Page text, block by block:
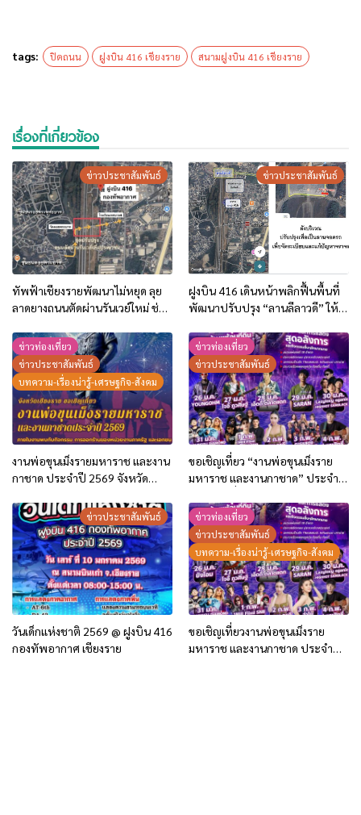
tags: ปิดถนน ฝูงบิน 416 เชียงราย สนามฝูงบิน 416 เชียงราย
เรื่องที่เกี่ยวข้อง
ข่าวประชาสัมพันธ์
ทัพฟ้าเชียงรายพัฒนาไม่หยุด ลุย
ลาดยางถนนตัดผ่านรันเวย์ใหม่ ช่วย
และปลอดภัยมากขึ้น
ข่าวประชาสัมพันธ์
ฝูงบิน 416 เดินหน้าพลิกฟื้นพื้นที่
พัฒนาปรับปรุง “ลานลีลาวดี” ให้
ประชาชนผู้ใช้สวนสาธารณะบึงทัพ
ฟ้า
ข่าวท่องเที่ยว
ข่าวประชาสัมพันธ์
บทความ-เรื่องน่ารู้-เศรษฐกิจ-สังคม
งานพ่อขุนเม็งรายมหาราช และงาน
กาชาด ประจำปี 2569 จังหวัด
ข่าวท่องเที่ยว
ข่าวประชาสัมพันธ์
ขอเชิญเที่ยว “งานพ่อขุนเม็งราย
มหาราช และงานกาชาด” ประจำปี
กุมภาพันธ์ 2569
ข่าวประชาสัมพันธ์
วันเด็กแห่งชาติ 2569 @ ฝูงบิน 416
กองทัพอากาศ เชียงราย
ข่าวท่องเที่ยว
ข่าวประชาสัมพันธ์
บทความ-เรื่องน่ารู้-เศรษฐกิจ-สังคม
ขอเชิญเที่ยวงานพ่อขุนเม็งราย
มหาราช และงานกาชาด ประจำปี